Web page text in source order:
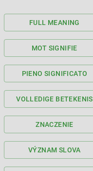
FULL MEANING
MOT SIGNIFIE
PIENO SIGNIFICATO
VOLLEDIGE BETEKENIS
ZNACZENIE
VÝZNAM SLOVA